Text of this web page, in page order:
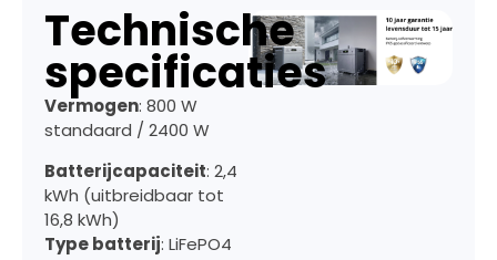
Technische
specificaties
Vermogen: 800 W
standaard / 2400 W
Batterijcapaciteit: 2,4
kWh (uitbreidbaar tot
16,8 kWh)
Type batterij: LiFePO4